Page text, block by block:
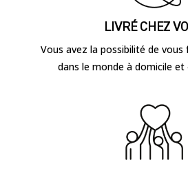
LIVRÉ CHEZ
Vous avez la possibilité de
dans le monde à domicile et